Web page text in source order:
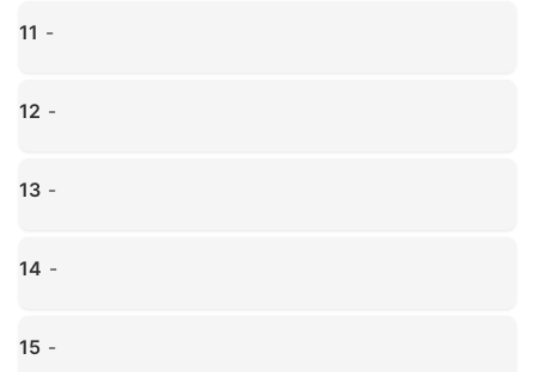
11 -
12 -
13 -
14 -
15 -